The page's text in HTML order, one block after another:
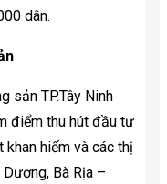
dân.
sản TP.Tây Ninh
điểm thu hút đầu tư
hiếm và các thị
Bà Rịa –